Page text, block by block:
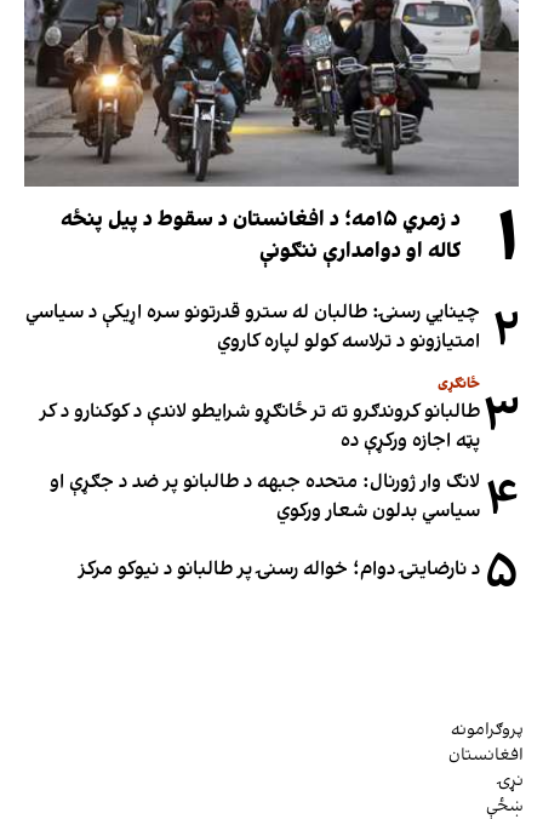
۱
د زمري ۱۵مه؛ د افغانستان د سقوط د پیل پنځه
کاله او دوامدارې ننګونې
۲ چینایي رسنۍ: طالبان له سترو قدرتونو سره اړیکې د سیاسي
امتیازونو د ترلاسه کولو لپاره کاروي
۳ ځانګړی
طالبانو کروندګرو ته تر ځانګړو شرایطو لاندې د کوکنارو د کر
پټه اجازه ورکړې ده
۴ لانګ وار ژورنال: متحده جبهه د طالبانو پر ضد د جګړې او
سیاسي بدلون شعار ورکوي
۵ د نارضایتۍ دوام؛ خواله رسنۍ پر طالبانو د نیوکو مرکز
پروګرامونه
افغانستان
نړۍ
ښځې